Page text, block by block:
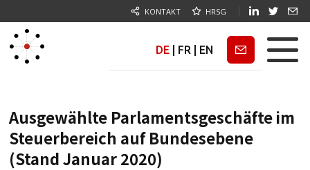
KONTAKT HRSG
DE FR EN Newsletter
Ausgewählte Parlamentsgeschäfte im
Steuerbereich auf Bundesebene
(Stand Januar 2020)